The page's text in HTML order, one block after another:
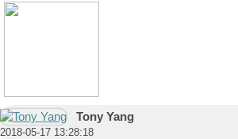
Tony Yang
2018-05-17 13:28:18